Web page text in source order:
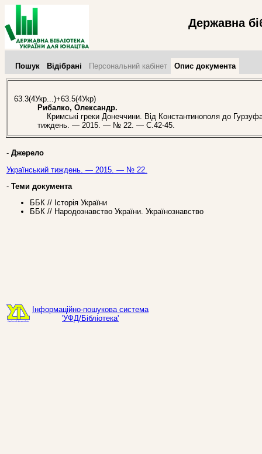
Державна
Пошук Відібрані Персональний кабінет Опис документа
63.3(4Укр...)+63.5(4Укр)
Рибалко, Олександр.
Кримські греки Донеччини. Від Константинополя до
тиждень. — 2015. — № 22. — С.42-45.
- Джерело
Український тиждень. — 2015. — № 22.
- Теми документа
ББК // Історія України
ББК // Народознавство України. Українознавство
Інформаційно-пошукова система
'УФД/Бібліотека'